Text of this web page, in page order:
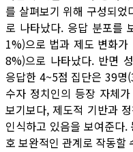
를 살펴보기 위해 구성되
로 나타났다. 응답 분포를
1%)으로 법과 제도 변화
8%)으로 나타났다. 반면
응답한 4~5점 집단은 39명
수자 정치인의 등장 자체
보기보다, 제도적 기반과
인식하고 있음을 보여준다
호 보완적인 관계로 작동할